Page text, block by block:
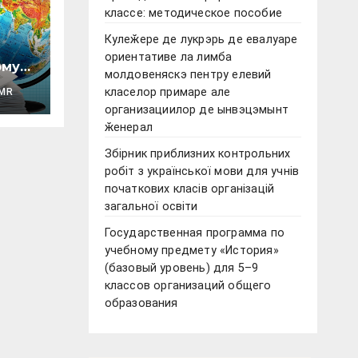
классе: методическое пособие
Кулеӂере де лукрэрь де евалуаре
ориентативе ла лимба
молдовеняскэ пентру елевий
класелор примаре але
организациилор де ынвэцэмынт
ӂенерал
Збірник приблизних контрольних
робіт з української мови для учнів
початкових класів організацій
загальної освіти
Государственная программа по
учебному предмету «История»
(базовый уровень) для 5–9
классов организаций общего
образования